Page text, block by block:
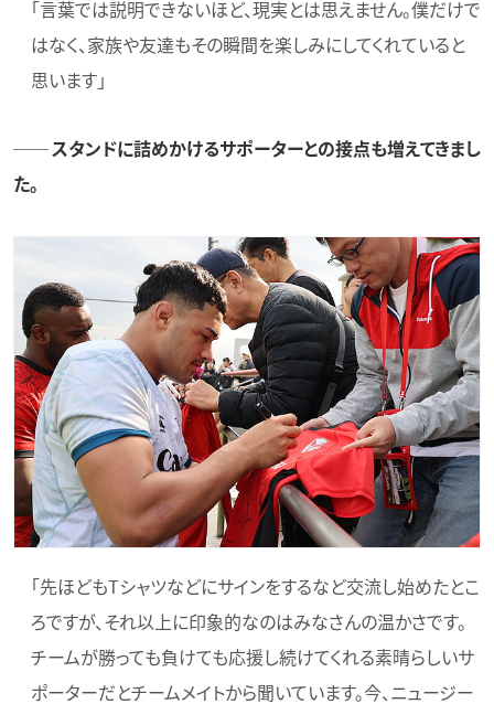
「言葉では説明できないほど、現実とは思えません。僕だけで
はなく、家族や友達もその瞬間を楽しみにしてくれていると
思います」
── スタンドに詰めかけるサポーターとの接点も増えてきまし
た。
「先ほどもTシャツなどにサインをするなど交流し始めたとこ
ろですが、それ以上に印象的なのはみなさんの温かさです。
チームが勝っても負けても応援し続けてくれる素晴らしいサ
ポーターだとチームメイトから聞いています。今、ニュージー